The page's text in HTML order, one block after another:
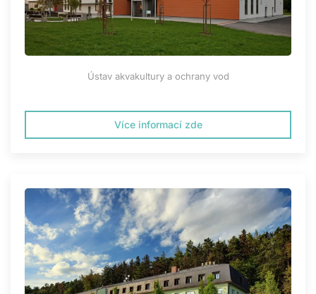
Ústav akvakultury a ochrany vod
Více informací zde